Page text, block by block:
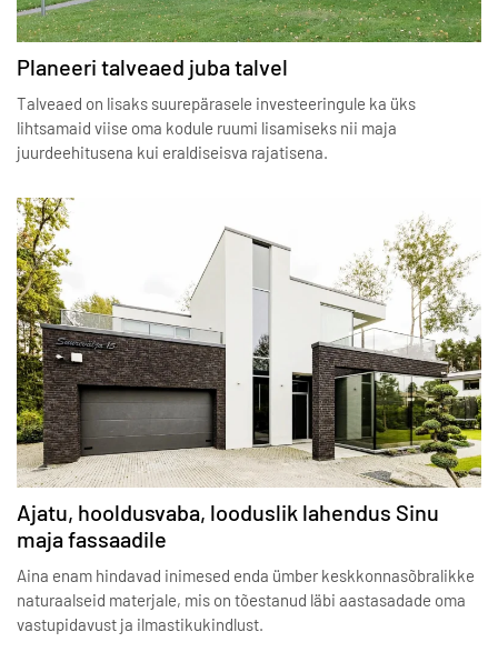
Planeeri talveaed juba talvel
Talveaed on lisaks suurepärasele investeeringule ka üks
lihtsamaid viise oma kodule ruumi lisamiseks nii maja
juurdeehitusena kui eraldiseisva rajatisena.
Ajatu, hooldusvaba, looduslik lahendus Sinu
maja fassaadile
Aina enam hindavad inimesed enda ümber keskkonnasõbralikke
naturaalseid materjale, mis on tõestanud läbi aastasadade oma
vastupidavust ja ilmastikukindlust.